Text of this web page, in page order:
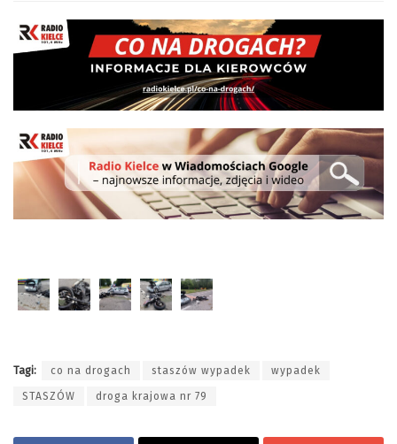
Tagi: co na drogach staszów wypadek wypadek
STASZÓW droga krajowa nr 79